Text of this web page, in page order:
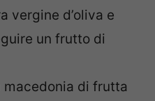
vergine d’oliva e
un frutto di
macedonia di frutta